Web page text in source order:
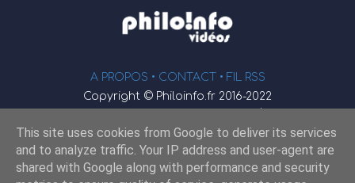
A PROPOS • CONTACT • FIL RSS
Copyright © Philoinfo.fr 2016-2022
φ
Webmaster : JEND
This site uses cookies from Google to deliver its services
and to analyze traffic. Your IP address and user-agent are
shared with Google along with performance and security